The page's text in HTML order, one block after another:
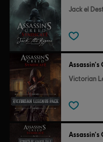
Jack el
Assassin's
Victorian
Assassin's